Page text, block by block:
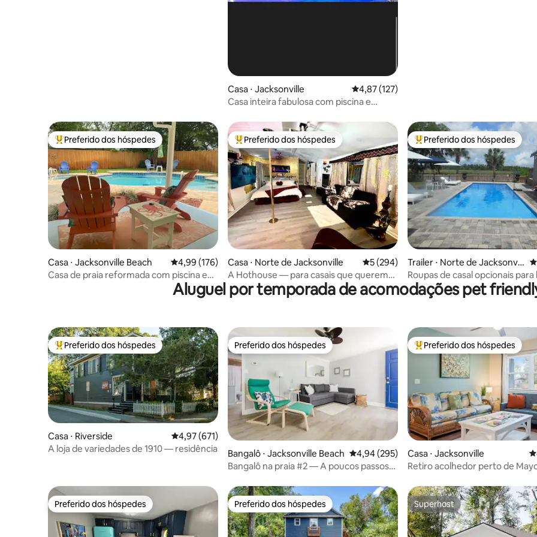
Casa ⋅ Jacksonville 4,87 de uma avaliação média de 5, 127
4,87 (127)
Casa inteira fabulosa com piscina e
Entre os melhores preferidos dos hóspedes
Preferido dos hóspedes
Casa ⋅ Jacksonville Beach 4,99 de uma avaliação média de 5, 176 avaliações
4,99 (176)
Casa de praia reformada com piscina e
Entre os melhores preferidos dos hóspedes
Preferido dos hóspedes
Casa ⋅ Norte de Jacksonville 5 de uma avaliação média de 5, 294
5 (294)
A Hothouse — para casais que querem
brincar, relaxar e se reconectar
Entre os melhores preferidos
Preferido dos hóspedes
Trailer ⋅ Norte de Jacksonvill
e
Roupas de casal opcionais
de hidromassagem
Aluguel por temporada de acomodações pet
Entre os melhores preferidos dos hóspedes
Preferido dos hóspedes
Casa ⋅ Riverside 4,97 de uma avaliação média de 5, 671 avaliações
4,97 (671)
A loja de variedades de 1910 — residência
Preferido dos hóspedes
Preferido dos hóspedes
Bangalô ⋅ Jacksonville Beach 4,94 de uma avaliação média de 5, 295
4,94 (295)
Bangalô na praia #2 — A poucos passos
Entre os melhores preferidos
Preferido dos hóspedes
Casa ⋅ Jacksonville
Retiro acolhedor perto de
Preferido dos hóspedes
Preferido dos hóspedes Preferido dos hóspedes
Preferido dos hóspedes Superhost
Superhost